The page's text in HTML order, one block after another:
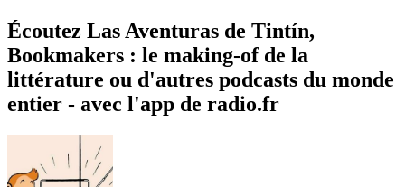
Écoutez Las Aventuras de Tintín,
Bookmakers : le making-of de la
littérature ou d'autres podcasts du monde
entier - avec l'app de radio.fr